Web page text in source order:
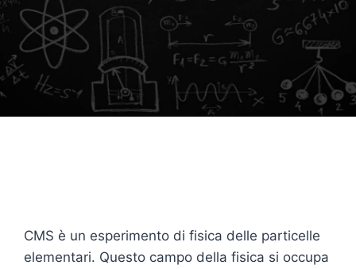
CMS è un esperimento di fisica delle particelle
elementari. Questo campo della fisica si occupa